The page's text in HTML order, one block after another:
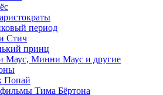
период
Стич
принц
Маус, Минни Маус и другие
Попай
Тима Бёртона